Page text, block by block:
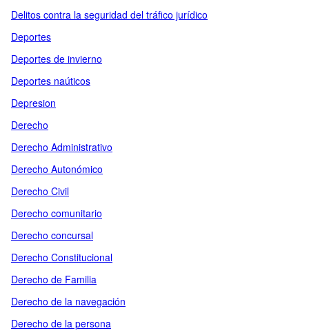
Delitos contra la seguridad del tráfico jurídico
Deportes
Deportes de invierno
Deportes naúticos
Depresion
Derecho
Derecho Administrativo
Derecho Autonómico
Derecho Civil
Derecho comunitario
Derecho concursal
Derecho Constitucional
Derecho de Familia
Derecho de la navegación
Derecho de la persona